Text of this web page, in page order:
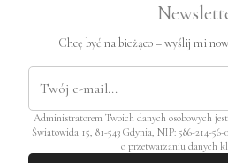
Chcę być na bieżąco – wyślij mi
Administratorem Twoich danych osobowych
Światowida 15, 81-543 Gdynia, NIP: 586-214-
o przetwarzaniu danych